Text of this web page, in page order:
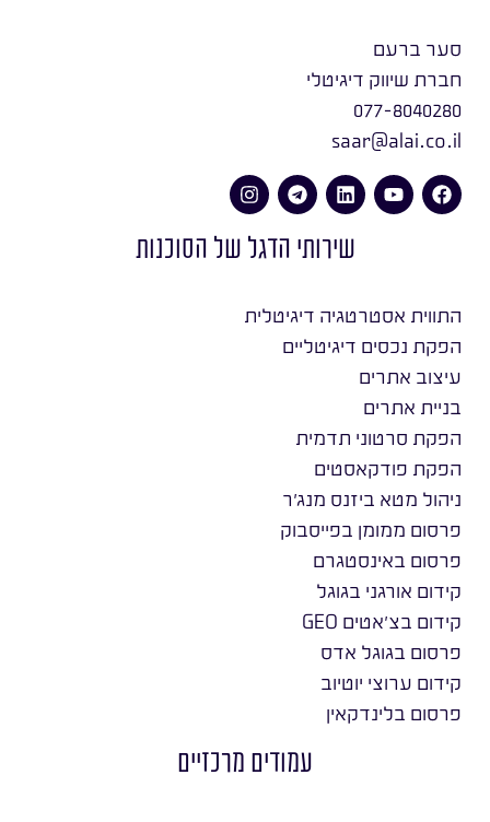
סער ברעם
חברת שיווק דיגיטלי
077-8040280
saar@alai.co.il
שירותי הדגל של הסוכנות
התווית אסטרטגיה דיגיטלית
הפקת נכסים דיגיטליים
עיצוב אתרים
בניית אתרים
הפקת סרטוני תדמית
הפקת פודקאסטים
ניהול מטא ביזנס מנג׳ר
פרסום ממומן בפייסבוק
פרסום באינסטגרם
קידום אורגני בגוגל
קידום בצ׳אטים GEO
פרסום בגוגל אדס
קידום ערוצי יוטיוב
פרסום בלינדקאין
עמודים מרכזיים